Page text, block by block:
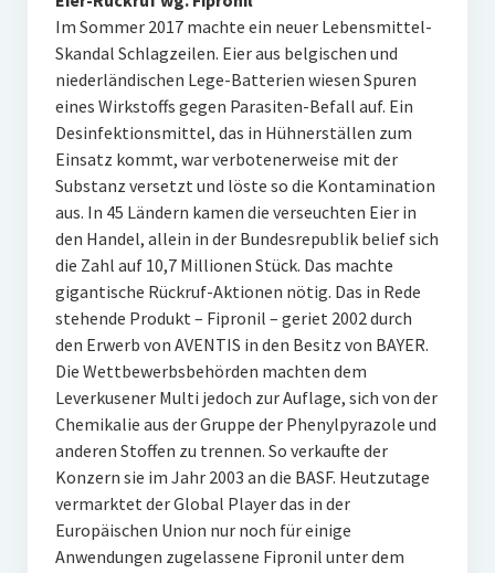
Im Sommer 2017 machte ein neuer Lebensmittel-
Skandal Schlagzeilen. Eier aus belgischen und
niederländischen Lege-Batterien wiesen Spuren
eines Wirkstoffs gegen Parasiten-Befall auf. Ein
Desinfektionsmittel, das in Hühnerställen zum
Einsatz kommt, war verbotenerweise mit der
Substanz versetzt und löste so die Kontamination
aus. In 45 Ländern kamen die verseuchten Eier in
den Handel, allein in der Bundesrepublik belief sich
die Zahl auf 10,7 Millionen Stück. Das machte
gigantische Rückruf-Aktionen nötig. Das in Rede
stehende Produkt – Fipronil – geriet 2002 durch
den Erwerb von AVENTIS in den Besitz von BAYER.
Die Wettbewerbsbehörden machten dem
Leverkusener Multi jedoch zur Auflage, sich von der
Chemikalie aus der Gruppe der Phenylpyrazole und
anderen Stoffen zu trennen. So verkaufte der
Konzern sie im Jahr 2003 an die BASF. Heutzutage
vermarktet der Global Player das in der
Europäischen Union nur noch für einige
Anwendungen zugelassene Fipronil unter dem